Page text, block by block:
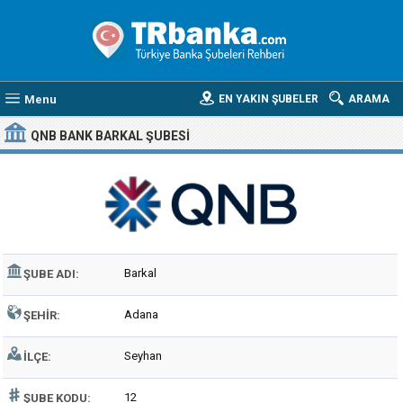
Menu ARAMA
EN YAKIN ŞUBELER
QNB BANK BARKAL ŞUBESI
ŞUBE ADI: Barkal
ŞEHIR: Adana
İLÇE: Seyhan
ŞUBE KODU: 12